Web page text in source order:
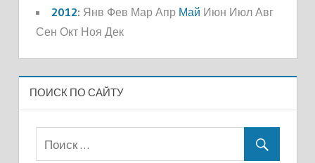
2012: Янв Фев Мар Апр Май Июн Июл Авг
Сен Окт Ноя Дек
ПОИСК ПО САЙТУ